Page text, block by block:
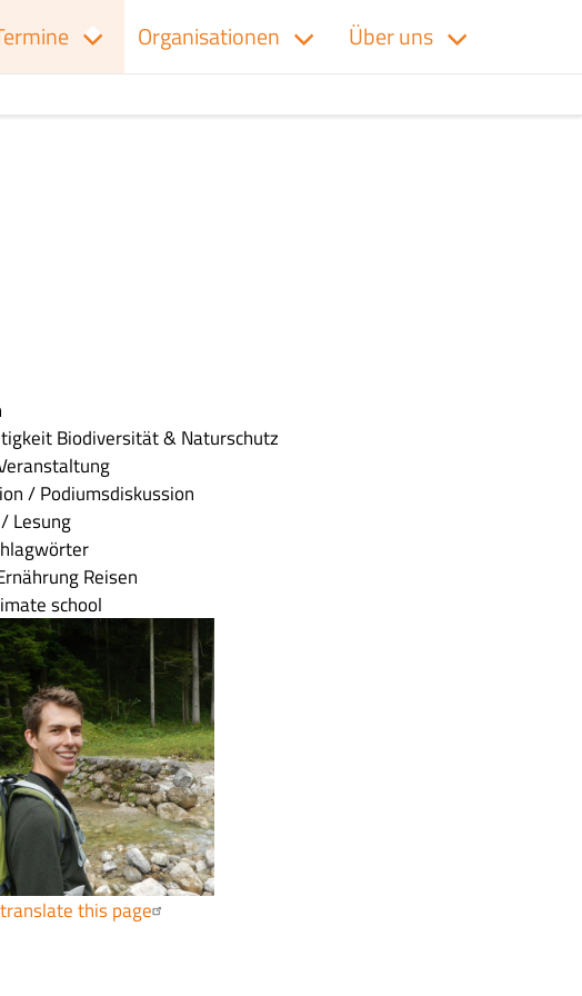
Organisationen Über uns
Biodiversität & Naturschutz
/ Podiumsdiskussion
Lesung
Reisen
school
this page